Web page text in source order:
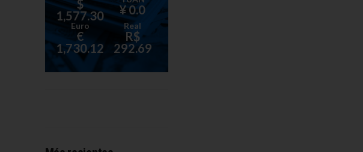
$
1,577.30
¥ 0.0
Euro
€
1,730.12
Real
R$
292.69